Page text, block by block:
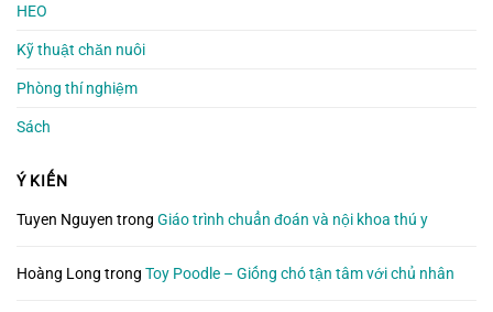
HEO
Kỹ thuật chăn nuôi
Phòng thí nghiệm
Sách
Ý KIẾN
Tuyen Nguyen trong Giáo trình chuẩn đoán và nội khoa thú y
Hoàng Long trong Toy Poodle – Giống chó tận tâm với chủ nhân